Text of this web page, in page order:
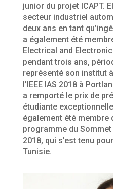
junior du projet ICAPT.
secteur industriel
deux ans en tant
a également été
Electrical and
pendant trois ans,
représenté son institut
l’IEEE IAS 2018 à
a remporté le prix de
étudiante exceptionnelle
également été membre
programme du Sommet
2018, qui s’est tenu
Tunisie.